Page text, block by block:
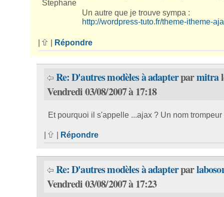
Un autre que je trouve sympa :
http://wordpress-tuto.fr/theme-itheme-
Répondre
Re: D'autres modèles à adapterparmitra
Vendredi 03/08/2007 à 17:18
Et pourquoi il s'appelle ...ajax ? Un nom trompeur
| Répondre
Re: D'autres modèles à adapterpar
Vendredi 03/08/2007 à 17:23